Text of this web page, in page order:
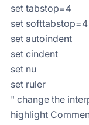
set tabstop=4
set softtabstop=4
set autoindent
set cindent
set nu
set ruler
" change the
highlight